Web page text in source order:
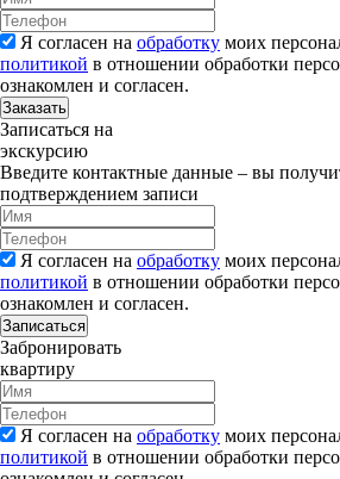
Я согласен на обработку моих
политикой в отношении обработки
ознакомлен и согласен.
Заказать
Записаться на
экскурсию
Введите контактные данные – вы
подтверждением записи
Я согласен на обработку моих
политикой в отношении обработки
ознакомлен и согласен.
Записаться
Забронировать
квартиру
Я согласен на обработку моих
политикой в отношении обработки